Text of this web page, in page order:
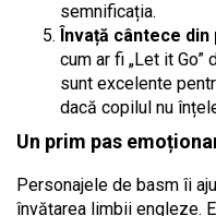
semnificația.
Învață cântece din
cum ar fi „Let it Go”
sunt excelente
dacă copilul nu
Un prim pas
Personajele de basm îi
învățarea limbii engleze.